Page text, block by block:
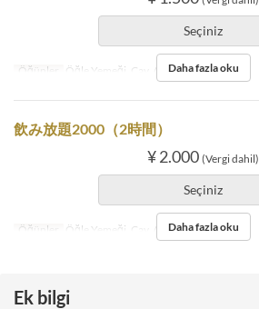
Seçiniz
Öğünler Öğle Yemeği, Çay, Akşam Yemeği
Daha fazla oku
飲み放題2000（2時間）
¥ 2.000 (Vergi dahil)
Seçiniz
Öğünler Öğle Yemeği, Çay, Akşam Yemeği
Daha fazla oku
Ek bilgi